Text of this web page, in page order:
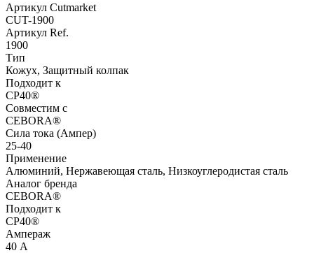
Артикул Cutmarket
СUT-1900
Артикул Ref.
1900
Тип
Кожух, Защитный колпак
Подходит к
CP40®
Совместим с
CEBORA®
Сила тока (Ампер)
25-40
Применение
Алюминий, Нержавеющая сталь, Низкоуглеродистая сталь
Аналог бренда
CEBORA®
Подходит к
CP40®
Ампераж
40 А